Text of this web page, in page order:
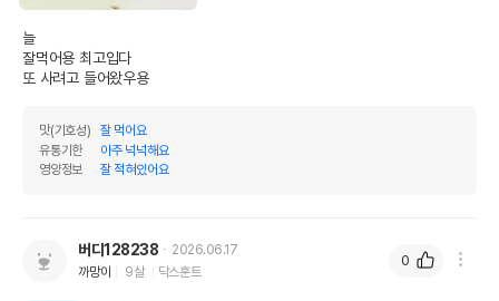
늘
잘먹어용 최고입다
또 사려고 들어왔우용
맛(기호성)
잘 먹어요
유통기한
아주 넉넉해요
영양정보
잘 적혀있어요
버디128238
2026.06.17
까망이
9살 닥스훈트
0